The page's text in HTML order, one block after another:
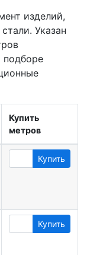
изделий,
Указан
подборе
Купить
метров
Купить
Купить